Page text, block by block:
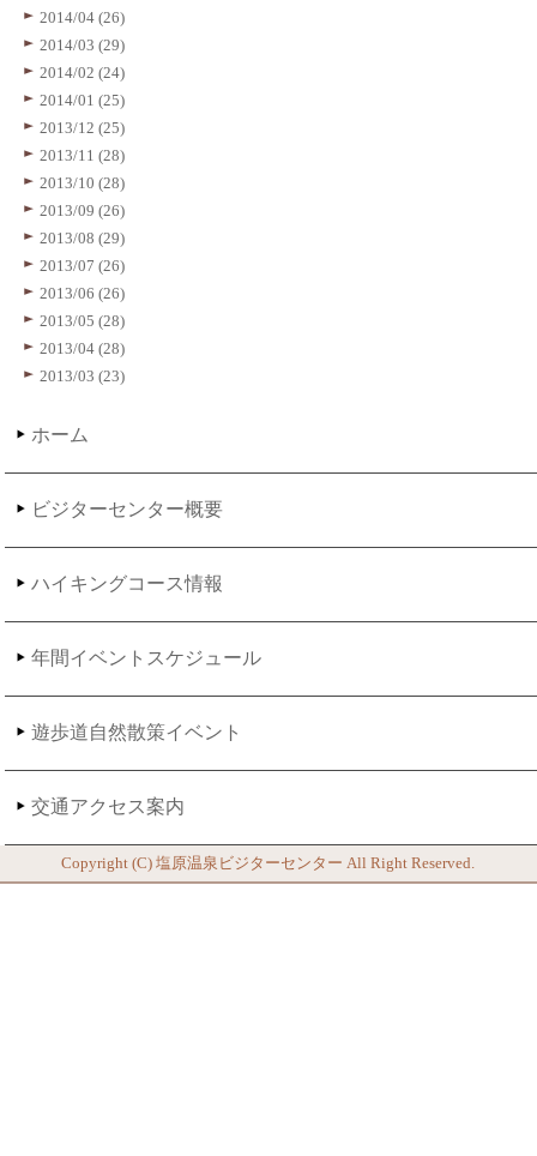
2014/04 (26)
2014/03 (29)
2014/02 (24)
2014/01 (25)
2013/12 (25)
2013/11 (28)
2013/10 (28)
2013/09 (26)
2013/08 (29)
2013/07 (26)
2013/06 (26)
2013/05 (28)
2013/04 (28)
2013/03 (23)
ホーム
ビジターセンター概要
ハイキングコース情報
年間イベントスケジュール
遊歩道自然散策イベント
交通アクセス案内
Copyright (C)塩原温泉ビジターセンター All Right Reserved.